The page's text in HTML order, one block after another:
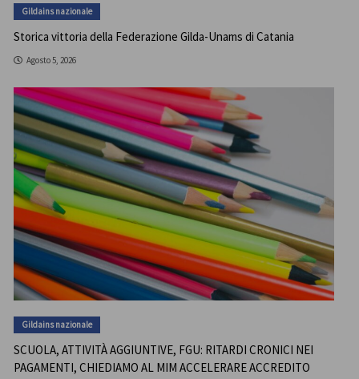
Gildains nazionale
Storica vittoria della Federazione Gilda-Unams di Catania
Agosto 5, 2026
Gildains nazionale
SCUOLA, ATTIVITÀ AGGIUNTIVE, FGU: RITARDI CRONICI NEI
PAGAMENTI, CHIEDIAMO AL MIM ACCELERARE ACCREDITO